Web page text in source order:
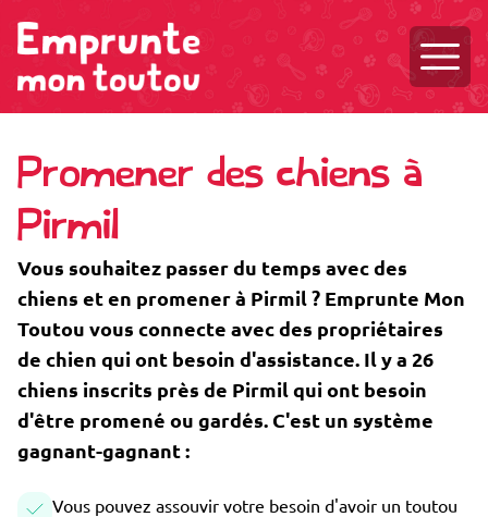
Promener des chiens à
Pirmil
Vous souhaitez passer du temps avec des
chiens et en promener à Pirmil ? Emprunte Mon
Toutou vous connecte avec des propriétaires
de chien qui ont besoin d'assistance. Il y a 26
chiens inscrits près de Pirmil qui ont besoin
d'être promené ou gardés. C'est un système
gagnant-gagnant :
Vous pouvez assouvir votre besoin d'avoir un toutou